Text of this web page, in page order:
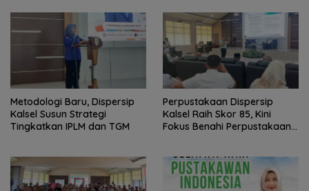
Metodologi Baru, Dispersip
Kalsel Susun Strategi
Tingkatkan IPLM dan TGM
Perpustakaan Dispersip
Kalsel Raih Skor 85, Kini
Fokus Benahi Perpustakaan